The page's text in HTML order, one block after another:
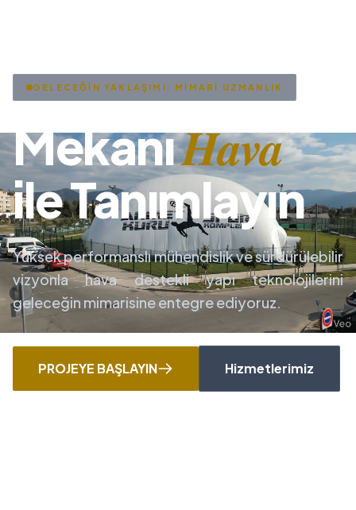
GELECEĞİN YAKLAŞIMI: MİMARİ UZMANLIK
MekanıHava
ile Tanımlayın
Yüksek performanslı mühendislik ve sürdürülebilir
vizyonla hava destekli yapı teknolojilerini
geleceğin mimarisine entegre ediyoruz.
PROJEYE BAŞLAYIN Hizmetlerimiz